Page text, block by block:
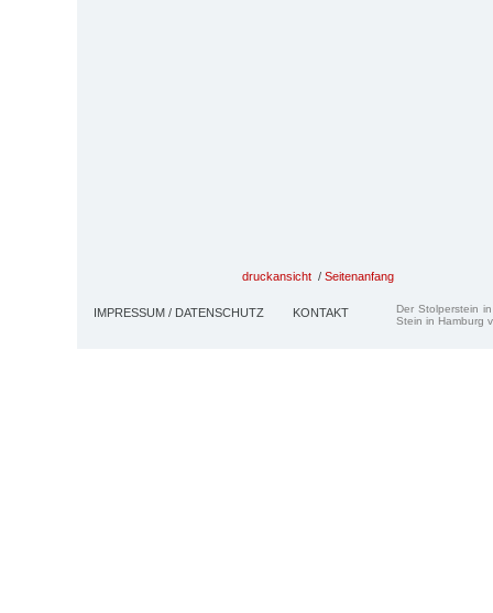
druckansicht / Seitenanfang
IMPRESSUM / DATENSCHUTZ KONTAKT
Der Stolperstein
Stein in Hamburg